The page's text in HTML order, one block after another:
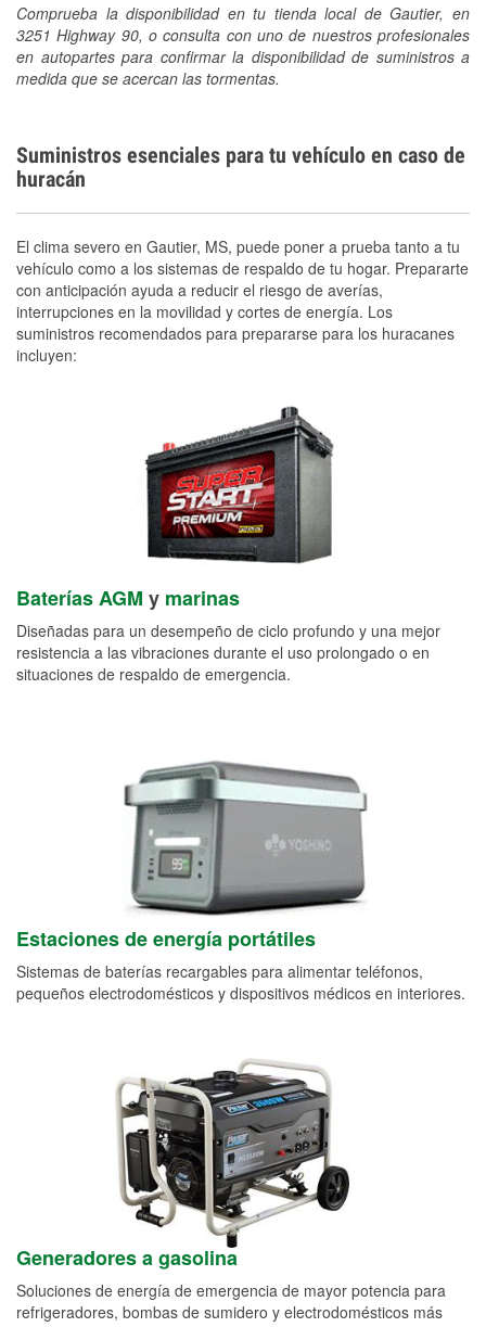
Comprueba la disponibilidad en tu tienda local de Gautier, en
3251 Highway 90, o consulta con uno de nuestros profesionales
en autopartes para confirmar la disponibilidad de suministros a
medida que se acercan las tormentas.
Suministros esenciales para tu vehículo en caso de
huracán
El clima severo en Gautier, MS, puede poner a prueba tanto a tu
vehículo como a los sistemas de respaldo de tu hogar. Prepararte
con anticipación ayuda a reducir el riesgo de averías,
interrupciones en la movilidad y cortes de energía. Los
suministros recomendados para prepararse para los huracanes
incluyen:
Baterías AGM y marinas
Diseñadas para un desempeño de ciclo profundo y una mejor
resistencia a las vibraciones durante el uso prolongado o en
situaciones de respaldo de emergencia.
Estaciones de energía portátiles
Sistemas de baterías recargables para alimentar teléfonos,
pequeños electrodomésticos y dispositivos médicos en interiores.
Generadores a gasolina
Soluciones de energía de emergencia de mayor potencia para
refrigeradores, bombas de sumidero y electrodomésticos más